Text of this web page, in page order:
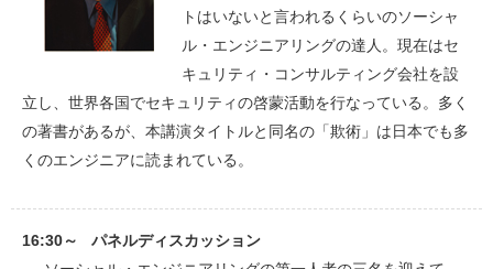
トはいないと言われるくらいのソーシャ
ル・エンジニアリングの達人。現在はセ
キュリティ・コンサルティング会社を設
立し、世界各国でセキュリティの啓蒙活動を行なっている。多く
の著書があるが、本講演タイトルと同名の「欺術」は日本でも多
くのエンジニアに読まれている。
16:30～ パネルディスカッション